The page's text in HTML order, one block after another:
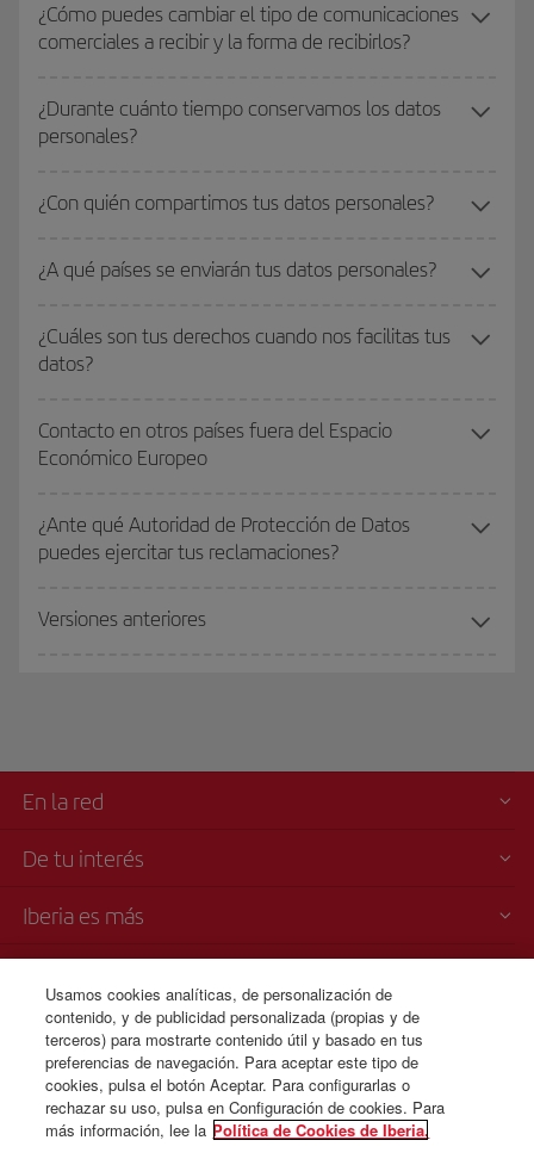
¿Cómo puedes cambiar el tipo de comunicaciones
comerciales a recibir y la forma de recibirlos?
¿Durante cuánto tiempo conservamos los datos
personales?
¿Con quién compartimos tus datos personales?
¿A qué países se enviarán tus datos personales?
¿Cuáles son tus derechos cuando nos facilitas tus
datos?
Contacto en otros países fuera del Espacio
Económico Europeo
¿Ante qué Autoridad de Protección de Datos
puedes ejercitar tus reclamaciones?
Versiones anteriores
En la red
De tu interés
Iberia es más
Venta telefónica
+44 0 20 3003 2109
Lunes a domingo 00:00 - 24:00 horas ( español e inglés).
Usamos cookies analíticas, de personalización de
contenido, y de publicidad personalizada (propias y de
terceros) para mostrarte contenido útil y basado en tus
preferencias de navegación. Para aceptar este tipo de
cookies, pulsa el botón Aceptar. Para configurarlas o
rechazar su uso, pulsa en Configuración de cookies. Para
más información, lee la Política de Cookies de Iberia.